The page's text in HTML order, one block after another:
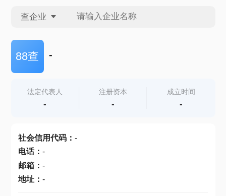
查企业
查企业
查产地
88查 -
法定代表人
-
注册资本
-
成立时间
-
社会信用代码： -
电话： -
邮箱： -
地址： -